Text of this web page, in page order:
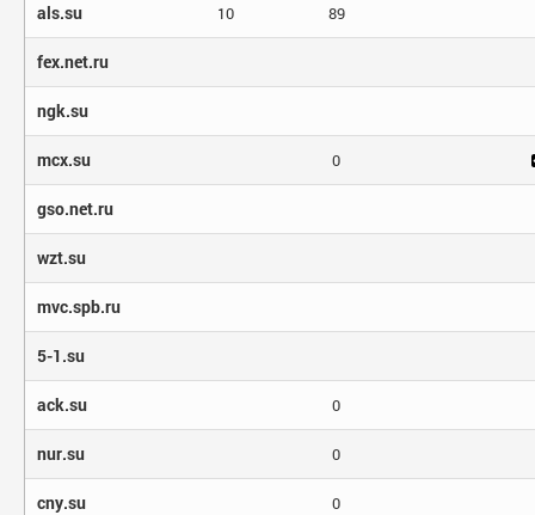
als.su 10 89
fex.net.ru
ngk.su
mcx.su 0
gso.net.ru
wzt.su
mvc.spb.ru
5-1.su
ack.su 0
nur.su 0
cny.su 0